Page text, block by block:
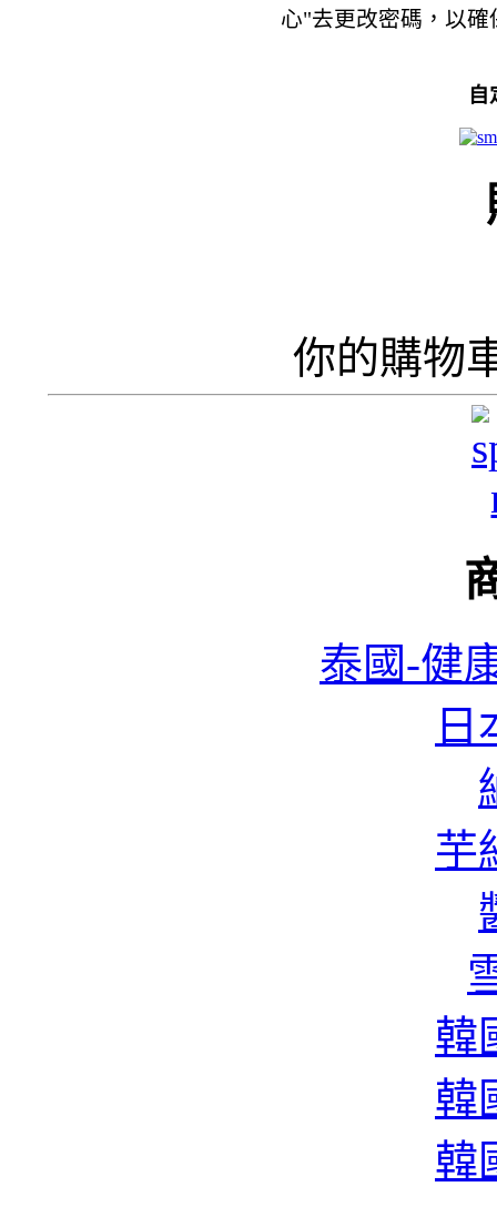
心"去更改密碼，以確
自
你的購物
泰國-健
日
芋
韓
韓
韓